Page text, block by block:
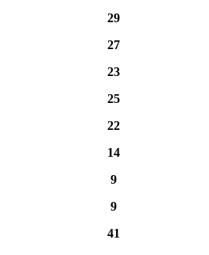
29
27
23
25
22
14
9
9
41